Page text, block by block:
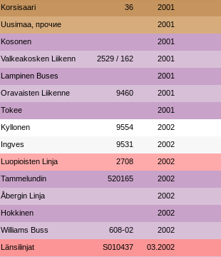
Korsisaari 36 2001
Uusimaa, прочие 2001
Kosonen 2001
Valkeakosken Liikenn 2529 / 162 2001
Lampinen Buses 2001
Oravaisten Liikenne 9460 2001
Tokee 2001
Kyllonen 9554 2002
Ingves 9531 2002
Luopioisten Linja 2708 2002
Tammelundin 520165 2002
Åbergin Linja 2002
Hokkinen 2002
Williams Buss 608-02 2002
Länsilinjat S010437 03.2002